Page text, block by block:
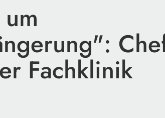
Fachklinik